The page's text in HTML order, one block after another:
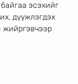
эсэхийг
дүүжлэгдэх
жийргэвчээр